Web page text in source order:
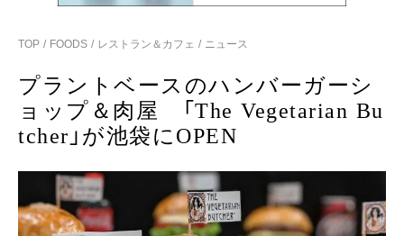
TOP FOODS レストラン＆カフェ ニュース
プラントベースのハンバーガーシ
ョップ＆肉屋 「The Vegetarian Bu
tcher」が池袋にOPEN